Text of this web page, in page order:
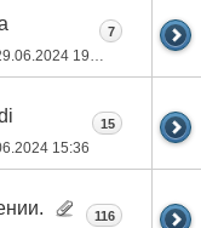
19:23
7
15:36
15
116